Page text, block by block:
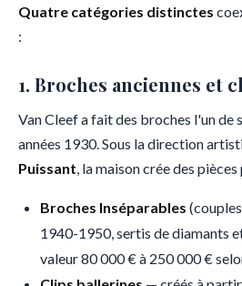
Quatre catégories distinctes
:
1. Broches anciennes et
Van Cleef a fait des broches l'un de
années 1930. Sous la direction
Puissant, la maison crée des
Broches Inséparables
1940-1950, sertis de diamants
valeur 80 000 € à 250 000 €